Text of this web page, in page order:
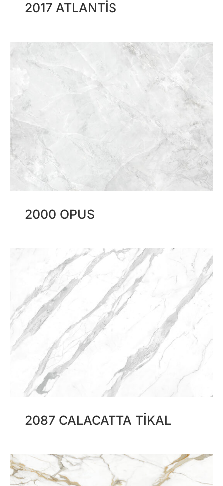
2017 ATLANTIS
2000 OPUS
2087 CALACATTA TIKAL